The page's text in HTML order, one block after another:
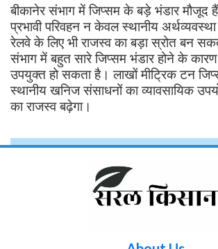
बीकानेर संभाग में जिप्सम के बड़े भंडार मौजूद
प्रभावी परिवहन न केवल स्थानीय
रेलवे के लिए भी राजस्व का बड़ा स्रोत बन
संभाग में बहुत सारे जिप्सम भंडार होने के
उपयुक्त हो सकता है। लाखों मीट्रिक टन
स्थानीय खनिज संसाधनों का व्यावसायिक
का राजस्व बढ़ेगा।